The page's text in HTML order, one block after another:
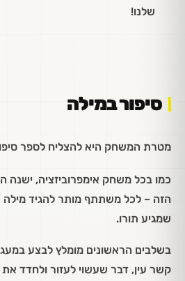
שלנו!
סיפור במילה
מטרת המשחק היא להצליח לספר
כמו בכל משחק אימפרוביזציה,
הזה – לכל משתתף מותר להגיד
שמגיע תורו.
בשלבים הראשונים מומלץ לבצע
קשר עין, דבר שעשוי לעזור ולחדד